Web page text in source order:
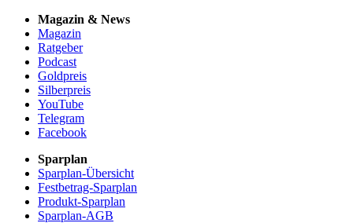
Magazin & News
Magazin
Ratgeber
Podcast
Goldpreis
Silberpreis
YouTube
Telegram
Facebook
Sparplan
Sparplan-Übersicht
Festbetrag-Sparplan
Produkt-Sparplan
Sparplan-AGB